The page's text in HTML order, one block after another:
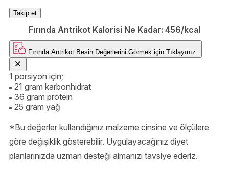
Takip et
Fırında Antrikot Kalorisi Ne Kadar: 456/kcal
Fırında Antrikot Besin Değerlerini Görmek için Tıklayınız.
1 porsiyon için;
21 gram karbonhidrat
36 gram protein
25 gram yağ
*Bu değerler kullandığınız malzeme cinsine ve ölçülere
göre değişiklik gösterebilir. Uygulayacağınız diyet
planlarınızda uzman desteği almanızı tavsiye ederiz.